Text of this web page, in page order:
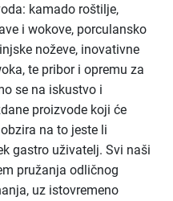
kamado roštilje,
i wokove, porculansko
noževe, inovativne
te pribor i opremu za
se na iskustvo i
proizvode koji će
na to jeste li
gastro uživatelj. Svi naši
pružanja odličnog
uz istovremeno